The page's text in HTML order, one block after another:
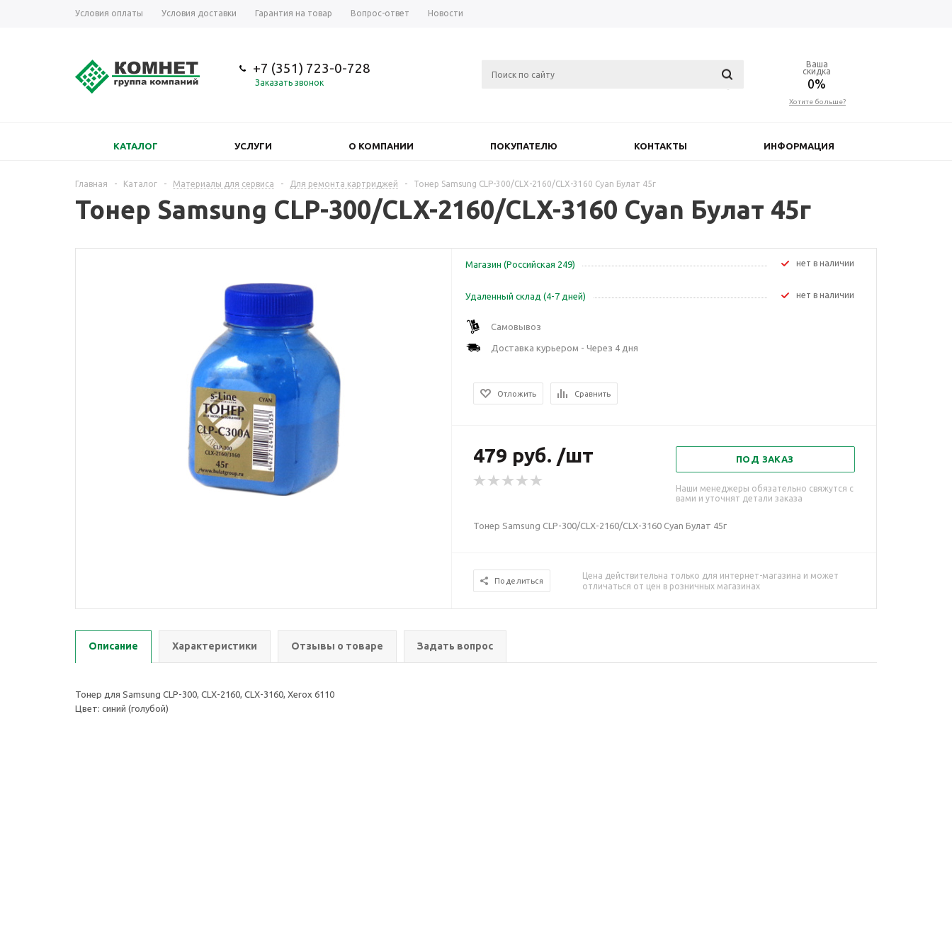
Условия оплаты Условия доставки Гарантия на товар Вопрос-ответ Новости
+7 (351) 723-0-728
Заказать звонок
Ваша
скидка
0%
Хотите больше?
КАТАЛОГ УСЛУГИ О КОМПАНИИ ПОКУПАТЕЛЮ КОНТАКТЫ ИНФОРМАЦИЯ
Главная - Каталог - Материалы для сервиса - Для ремонта картриджей - Тонер Samsung CLP-300/CLX-2160/CLX-3160 Cyan Булат 45г
Тонер Samsung CLP-300/CLX-2160/CLX-3160 Cyan Булат 45г
Магазин (Российская 249) Нет в наличии
Удаленный склад (4-7 дней) Нет в наличии
Самовывоз
Доставка курьером - Через 4 дня
Отложить Сравнить
479 руб. /шт ПОД ЗАКАЗ
Наши менеджеры обязательно свяжутся с
вами и уточнят детали заказа
Тонер Samsung CLP-300/CLX-2160/CLX-3160 Cyan Булат 45г
Поделиться
Цена действительна только для интернет-магазина и может
отличаться от цен в розничных магазинах
Описание Характеристики Отзывы о товаре Задать вопрос
Тонер для Samsung CLP-300, CLX-2160, CLX-3160, Xerox 6110
Цвет: синий (голубой)